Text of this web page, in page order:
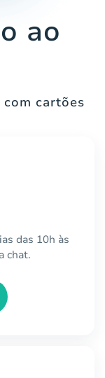
ao
cartões
das 10h às
chat.